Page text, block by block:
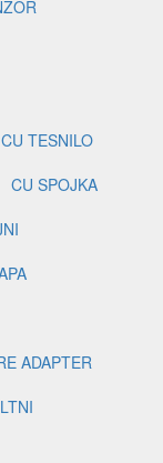
CU TESNILO
CU SPOJKA
ADAPTER